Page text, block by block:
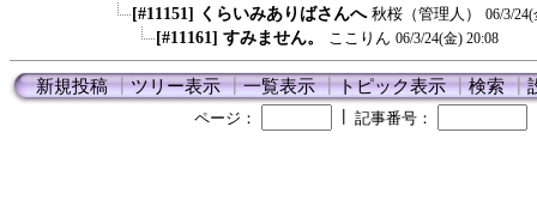
[#11151] くらいみありばさんへ 秋桜（管理人） 06/3/
[#11161] すみません。 ここりん 06/3/24(金) 20:08
新規投稿┃ツリー表示┃一覧表示┃トピック表示┃検索┃
ページ： 記事番号：